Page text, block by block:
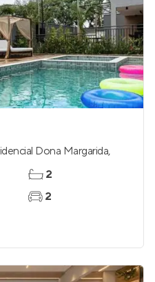
Dona Margarida,
2
2